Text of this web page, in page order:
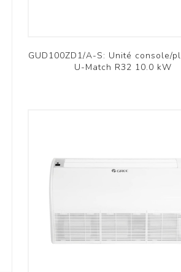
Matériel
Tuyaux de
GUD100ZD1/A-S: Unité console/
U-Match R32 10.0 kW